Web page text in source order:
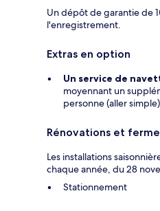
Un dépôt de garantie de
l'enregistrement.
Extras en option
Un service de
moyennant un
personne (aller simple)
Rénovations et
Les installations
chaque année, du 28
Stationnement